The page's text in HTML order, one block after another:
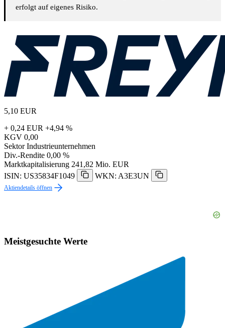
erfolgt auf eigenes Risiko.
5,10 EUR
+ 0,24 EUR +4,94 %
KGV 0,00
Sektor Industrieunternehmen
Div.-Rendite 0,00 %
Marktkapitalisierung 241,82 Mio. EUR
ISIN: US35834F1049
WKN: A3E3UN
Aktiendetails öffnen
Meistgesuchte Werte